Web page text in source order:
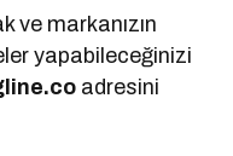
ve markanızın
yapabileceğinizi
adresini